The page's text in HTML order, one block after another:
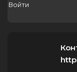
Войти